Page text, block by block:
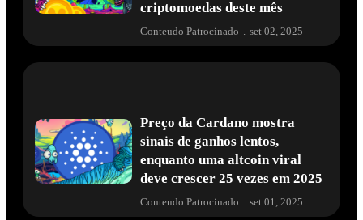
criptomoedas deste mês
Conteudo Patrocinado . set 02, 2025
Preço da Cardano mostra
sinais de ganhos lentos,
enquanto uma altcoin viral
deve crescer 25 vezes em 2025
Conteudo Patrocinado set 01, 2025